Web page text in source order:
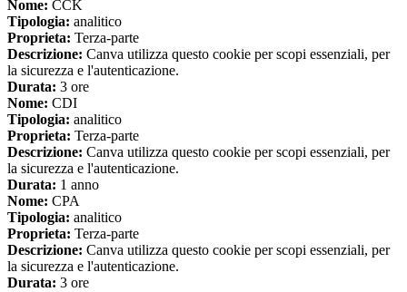
Nome: CCK
Tipologia: analitico
Proprieta: Terza-parte
Descrizione: Canva utilizza questo cookie per scopi essenziali, per
la sicurezza e l'autenticazione.
Durata: 3 ore
Nome: CDI
Tipologia: analitico
Proprieta: Terza-parte
Descrizione: Canva utilizza questo cookie per scopi essenziali, per
la sicurezza e l'autenticazione.
Durata: 1 anno
Nome: CPA
Tipologia: analitico
Proprieta: Terza-parte
Descrizione: Canva utilizza questo cookie per scopi essenziali, per
la sicurezza e l'autenticazione.
Durata: 3 ore